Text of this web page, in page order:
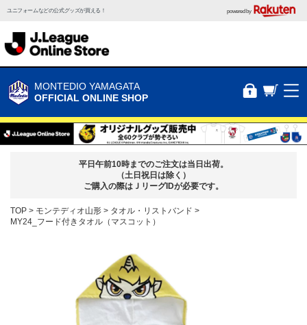
ユニフォームなどの公式グッズが買える！ powered by
MONTEDIO YAMAGATA
OFFICIAL ONLINE SHOP
平日午前10時までのご注文は当日出荷。
（土日祝日は除く）
ご購入の際はＪリーグIDが必要です。
TOP モンテディオ山形
タオル・リストバンド
MY24_フード付きタオル（マスコット）